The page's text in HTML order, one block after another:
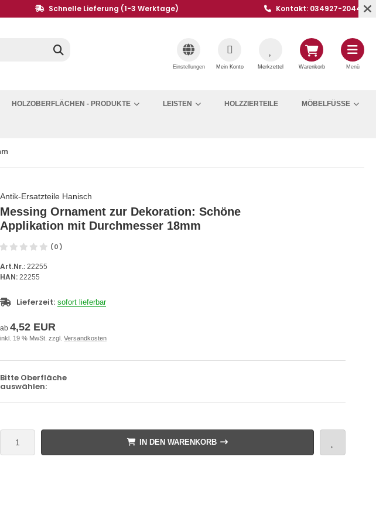
Schnelle Lieferung (1-3 Werktage) Kontakt: 034927-20441
Einstellungen Mein Konto Merkzettel Warenkorb Menü
HOLZOBERFLÄCHEN - PRODUKTE LEISTEN HOLZZIERTEILE MÖBELFÜSSE
Antik-Ersatzteile Hanisch
Messing Ornament zur Dekoration: Schöne
Applikation mit Durchmesser 18mm
(0)
Art.Nr.: 22255
HAN: 22255
Lieferzeit: sofort lieferbar
ab 4,52 EUR
inkl. 19 % MwSt. zzgl. Versandkosten
Bitte Oberfläche
auswählen:
IN DEN WARENKORB